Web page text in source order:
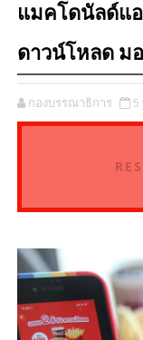
แมคโดนัลด์แ
ดาวน์โหลด ม
กองบรรณาธิการ